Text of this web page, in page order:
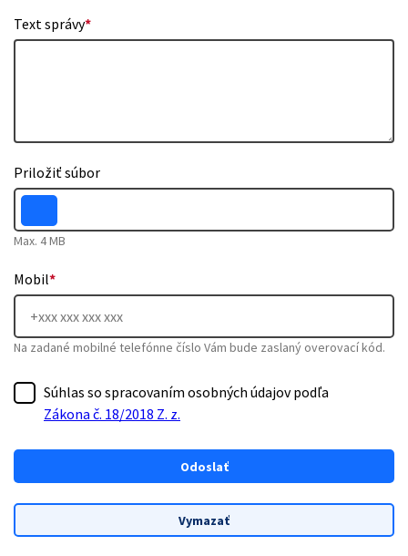
Text správy*
Priložiť súbor
Max. 4 MB
Mobil*
Na zadané mobilné telefónne číslo Vám bude zaslaný overovací kód.
Súhlas so spracovaním osobných údajov podľa
Zákona č. 18/2018 Z. z.